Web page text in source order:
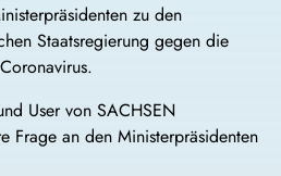
zu den
Staatsregierung gegen die
User von SACHSEN
Frage an den Ministerpräsidenten